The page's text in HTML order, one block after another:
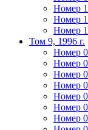
Номер
Номер
Номер
Том 9, 1996 г.
Номер
Номер
Номер
Номер
Номер
Номер
Номер